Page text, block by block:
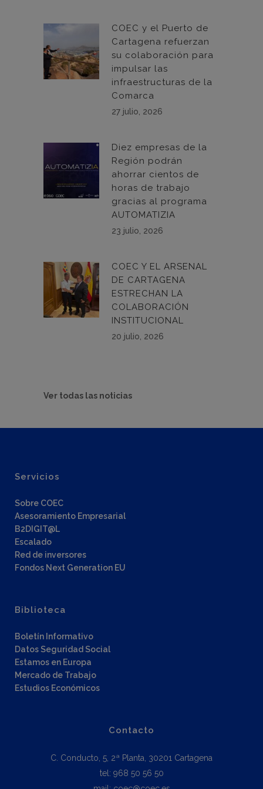
COEC y el Puerto de
Cartagena refuerzan
su colaboración para
impulsar las
infraestructuras de la
Comarca
27 julio, 2026
Diez empresas de la
Región podrán
ahorrar cientos de
horas de trabajo
gracias al programa
AUTOMATIZIA
23 julio, 2026
COEC Y EL ARSENAL
DE CARTAGENA
ESTRECHAN LA
COLABORACIÓN
INSTITUCIONAL
20 julio, 2026
Ver todas las noticias
Servicios
Sobre COEC
Asesoramiento Empresarial
B2DIGIT@L
Escalado
Red de inversores
Fondos Next Generation EU
Biblioteca
Boletín Informativo
Datos Seguridad Social
Estamos en Europa
Mercado de Trabajo
Estudios Económicos
Contacto
C. Conducto, 5, 2ª Planta, 30201 Cartagena
tel: 968 50 56 50